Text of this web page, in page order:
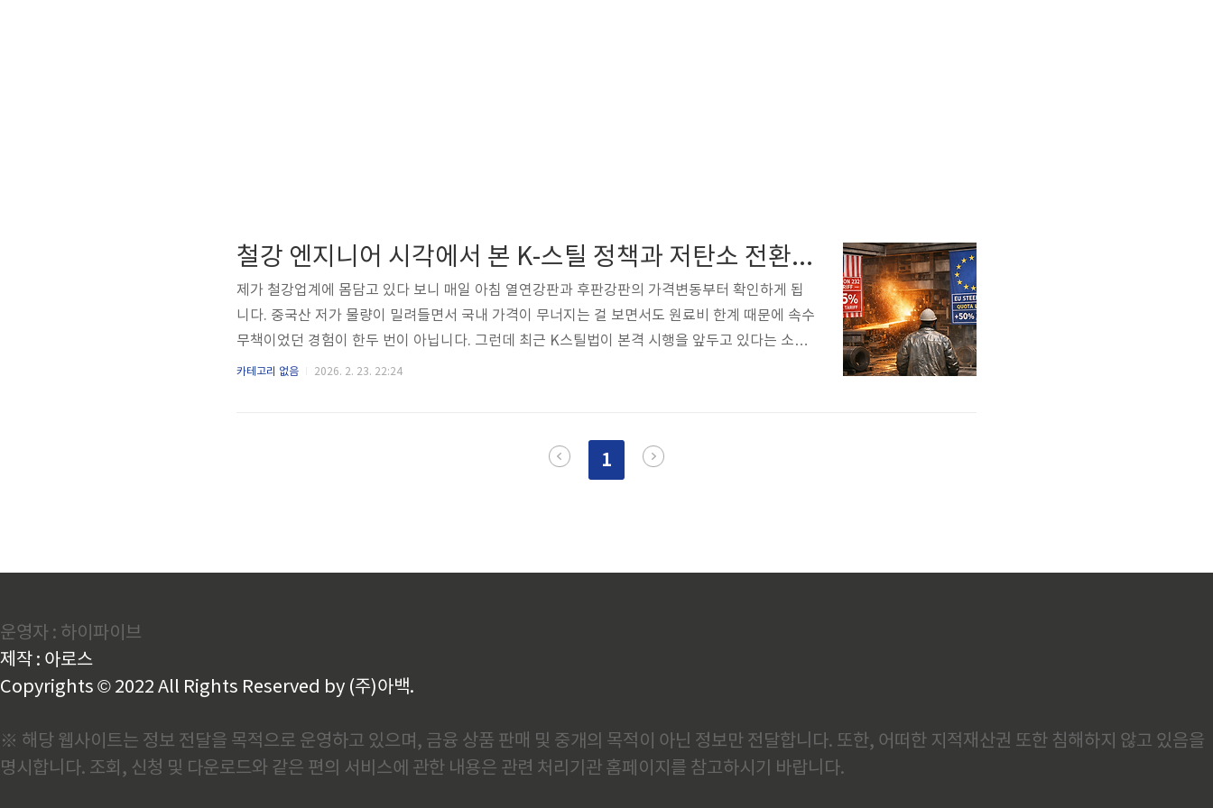
철강 엔지니어 시각에서 본 K-스틸 정책과 저탄소 전환 과제
제가 철강업계에 몸담고 있다 보니 매일 아침 열연강판과 후판강판의 가격변동부터 확인하게 됩
니다. 중국산 저가 물량이 밀려들면서 국내 가격이 무너지는 걸 보면서도 원료비 한계 때문에 속수
무책이었던 경험이 한두 번이 아닙니다. 그런데 최근 K스틸법이 본격 시행을 앞두고 있다는 소식
을 들었을 때, 솔직히 반가우면서도 한편으로는 긴장되더군요. 일반적으로 이런 법안들이 상징적
례를 활용해 사업 재편이 가능해집니다. 일반적으로 이런 제도적 지원이 나오면 업계가 환영할 거
라 생각하지만, 제가 만나본 여러 국내 업체들은 오히려 복잡한..
카테고리 없음 2026. 2. 23. 22:24
1
운영자 : 하이파이브
제작 : 아로스
Copyrights © 2022 All Rights Reserved by (주)아백.
※ 해당 웹사이트는 정보 전달을 목적으로 운영하고 있으며, 금융 상품 판매 및 중개의 목적이 아닌 정보만 전달합니다. 또한, 어떠한 지적재산권 또한 침해하지 않고 있음을
명시합니다. 조회, 신청 및 다운로드와 같은 편의 서비스에 관한 내용은 관련 처리기관 홈페이지를 참고하시기 바랍니다.